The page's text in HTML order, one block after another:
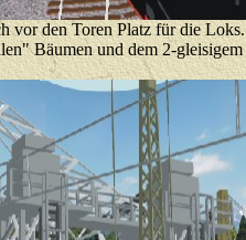
vor den Toren Platz für die
Bäumen und dem 2-